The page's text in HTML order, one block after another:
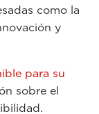
como la
y
para su
sobre el